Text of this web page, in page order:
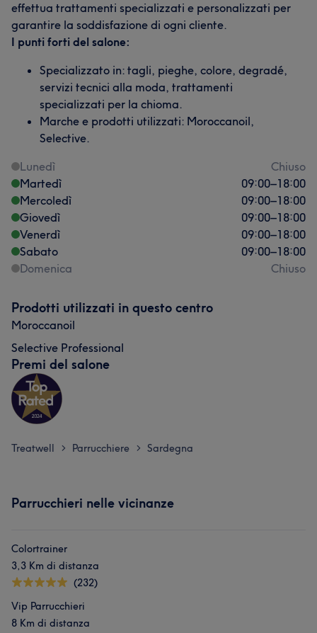
effettua trattamenti specializzati e personalizzati per
garantire la soddisfazione di ogni cliente.
I punti forti del salone:
Specializzato in: tagli, pieghe, colore, degradé,
servizi tecnici alla moda, trattamenti
specializzati per la chioma.
Marche e prodotti utilizzati: Moroccanoil,
Selective.
Lunedì
Chiuso
Martedì
09:00–18:00
Mercoledì
09:00–18:00
Giovedì
09:00–18:00
Venerdì
09:00–18:00
Sabato
09:00–18:00
Domenica
Chiuso
Prodotti utilizzati in questo centro
Moroccanoil
Selective Professional
Premi del salone
Treatwell > Parrucchiere > Sardegna
Parrucchieri nelle vicinanze
Colortrainer
3,3 Km di distanza
(232)
Vip Parrucchieri
8 Km di distanza